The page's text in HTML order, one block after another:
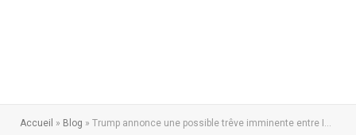
Accueil » Blog » Trump annonce une possible trêve imminente entre Israël et l’Iran, sous conditions d’un accord final de paix